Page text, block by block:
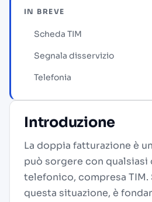
IN BREVE
Scheda TIM
Segnala disservizio
Telefonia
Introduzione
La doppia fatturazione è
può sorgere con qualsiasi
telefonico, compresa TIM.
questa situazione, è